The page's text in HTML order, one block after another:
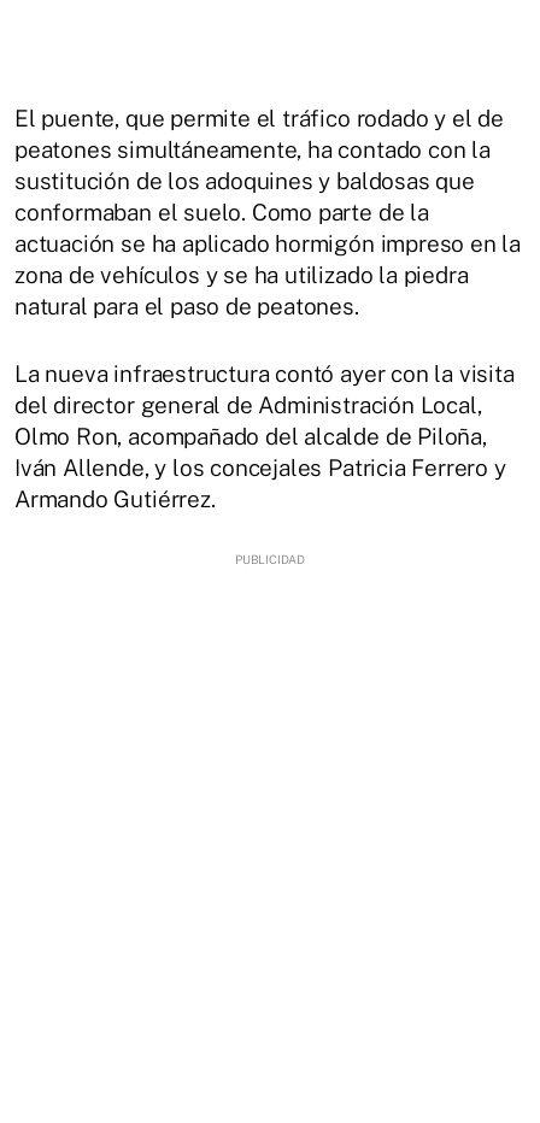
El puente, que permite el tráfico rodado y el de
peatones simultáneamente, ha contado con la
sustitución de los adoquines y baldosas que
conformaban el suelo. Como parte de la
actuación se ha aplicado hormigón impreso en la
zona de vehículos y se ha utilizado la piedra
natural para el paso de peatones.
La nueva infraestructura contó ayer con la visita
del director general de Administración Local,
Olmo Ron, acompañado del alcalde de Piloña,
Iván Allende, y los concejales Patricia Ferrero y
Armando Gutiérrez.